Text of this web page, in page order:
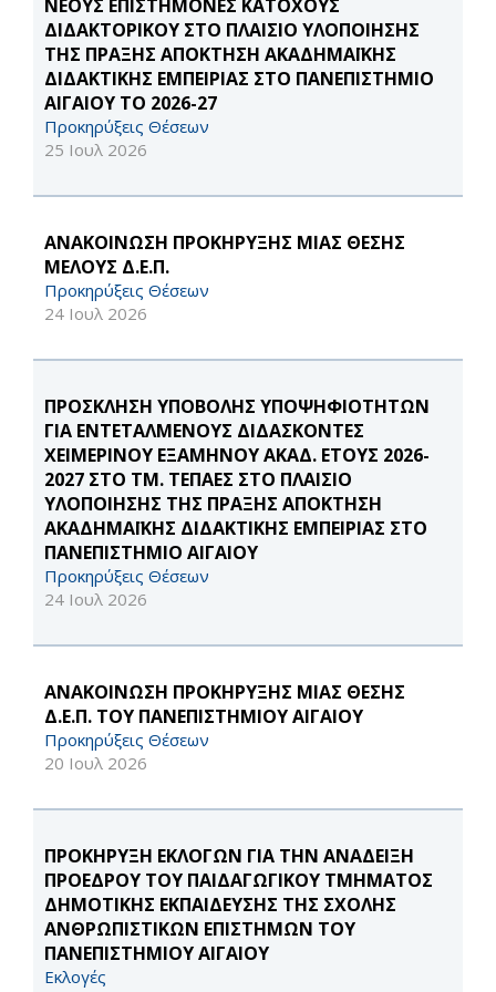
ΝΕΟΥΣ ΕΠΙΣΤΗΜΟΝΕΣ ΚΑΤΟΧΟΥΣ
ΔΙΔΑΚΤΟΡΙΚΟΥ ΣΤΟ ΠΛΑΙΣΙΟ ΥΛΟΠΟΙΗΣΗΣ
ΤΗΣ ΠΡΑΞΗΣ ΑΠΟΚΤΗΣΗ ΑΚΑΔΗΜΑΪΚΗΣ
ΔΙΔΑΚΤΙΚΗΣ ΕΜΠΕΙΡΙΑΣ ΣΤΟ ΠΑΝΕΠΙΣΤΗΜΙΟ
ΑΙΓΑΙΟΥ ΤΟ 2026-27
Προκηρύξεις Θέσεων
25 Ιουλ 2026
ΑΝΑΚΟΙΝΩΣΗ ΠΡΟΚΗΡΥΞΗΣ ΜΙΑΣ ΘΕΣΗΣ
ΜΕΛΟΥΣ Δ.Ε.Π.
Προκηρύξεις Θέσεων
24 Ιουλ 2026
ΠΡΟΣΚΛΗΣΗ ΥΠΟΒΟΛΗΣ ΥΠΟΨΗΦΙΟΤΗΤΩΝ
ΓΙΑ ΕΝΤΕΤΑΛΜΕΝΟΥΣ ΔΙΔΑΣΚΟΝΤΕΣ
ΧΕΙΜΕΡΙΝΟΥ ΕΞΑΜΗΝΟΥ ΑΚΑΔ. ΕΤΟΥΣ 2026-
2027 ΣΤΟ ΤΜ. ΤΕΠΑΕΣ ΣΤΟ ΠΛΑΙΣΙΟ
ΥΛΟΠΟΙΗΣΗΣ ΤΗΣ ΠΡΑΞΗΣ ΑΠΟΚΤΗΣΗ
ΑΚΑΔΗΜΑΪΚΗΣ ΔΙΔΑΚΤΙΚΗΣ ΕΜΠΕΙΡΙΑΣ ΣΤΟ
ΠΑΝΕΠΙΣΤΗΜΙΟ ΑΙΓΑΙΟΥ
Προκηρύξεις Θέσεων
24 Ιουλ 2026
ΑΝΑΚΟΙΝΩΣΗ ΠΡΟΚΗΡΥΞΗΣ ΜΙΑΣ ΘΕΣΗΣ
Δ.Ε.Π. ΤΟΥ ΠΑΝΕΠΙΣΤΗΜΙΟΥ ΑΙΓΑΙΟΥ
Προκηρύξεις Θέσεων
20 Ιουλ 2026
ΠΡΟΚΗΡΥΞΗ ΕΚΛΟΓΩΝ ΓΙΑ ΤΗΝ ΑΝΑΔΕΙΞΗ
ΠΡΟΕΔΡΟΥ ΤΟΥ ΠΑΙΔΑΓΩΓΙΚΟΥ ΤΜΗΜΑΤΟΣ
ΔΗΜΟΤΙΚΗΣ ΕΚΠΑΙΔΕΥΣΗΣ ΤΗΣ ΣΧΟΛΗΣ
ΑΝΘΡΩΠΙΣΤΙΚΩΝ ΕΠΙΣΤΗΜΩΝ ΤΟΥ
ΠΑΝΕΠΙΣΤΗΜΙΟΥ ΑΙΓΑΙΟΥ
Εκλογές